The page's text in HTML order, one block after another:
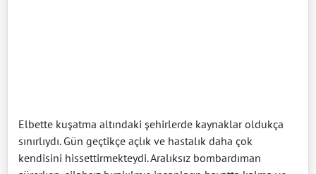
Elbette kuşatma altındaki şehirlerde kaynaklar oldukça
sınırlıydı. Gün geçtikçe açlık ve hastalık daha çok
kendisini hissettirmekteydi. Aralıksız bombardıman